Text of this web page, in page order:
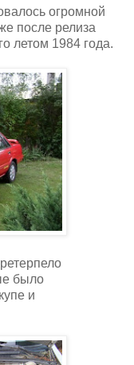
огромной
после релиза
летом 1984 года.
было
и